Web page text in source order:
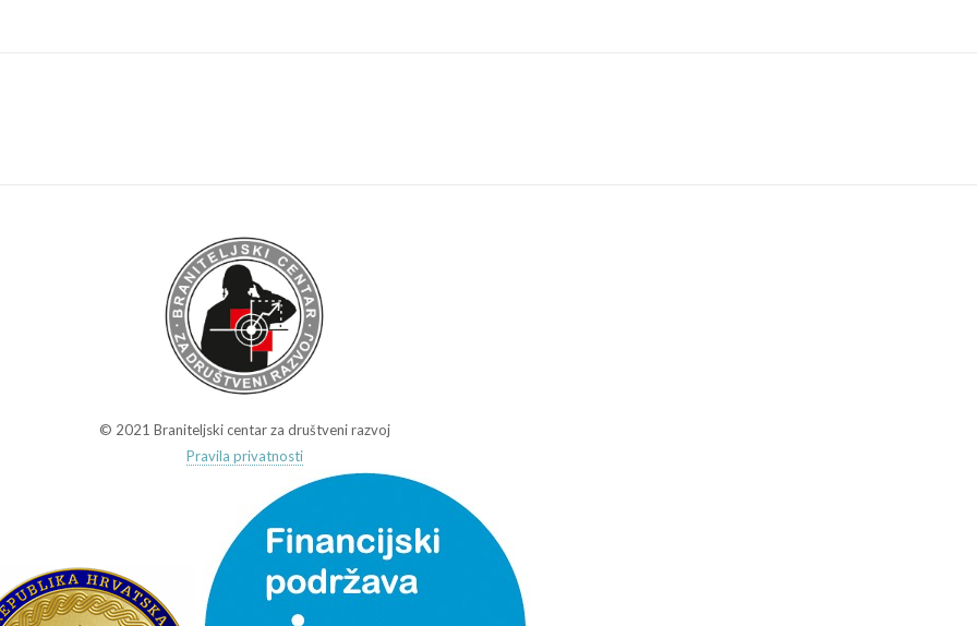
© 2021 Braniteljski centar za društveni razvoj
Pravila privatnosti